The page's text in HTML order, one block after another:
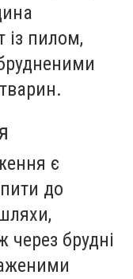
із пилом,
є
до
брудні